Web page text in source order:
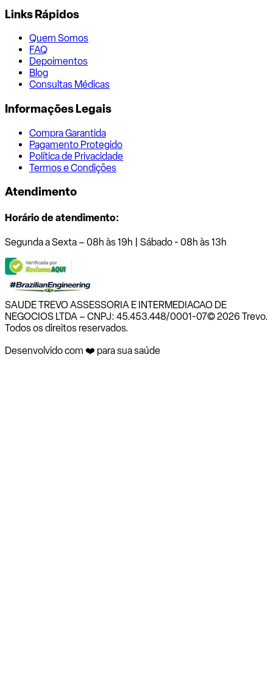
Links Rápidos
Quem Somos
FAQ
Depoimentos
Blog
Consultas Médicas
Informações Legais
Compra Garantida
Pagamento Protegido
Política de Privacidade
Termos e Condições
Atendimento
Horário de atendimento:
Segunda a Sexta – 08h às 19h | Sábado - 08h às 13h
SAUDE TREVO ASSESSORIA E INTERMEDIACAO DE
NEGOCIOS LTDA – CNPJ: 45.453.448/0001-07© 2026 Trevo.
Todos os direitos reservados.
Desenvolvido com ❤️ para sua saúde